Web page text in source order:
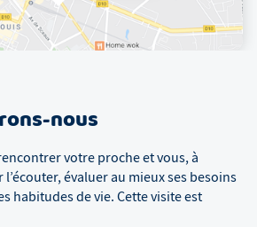
nous
votre proche et vous, à
évaluer au mieux ses besoins
habitudes de vie. Cette visite est